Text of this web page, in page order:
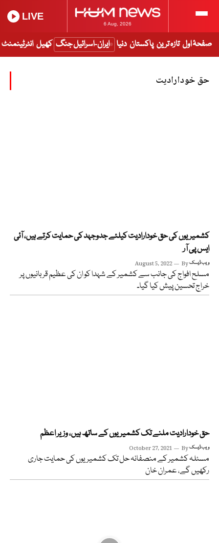
6 Aug, 2026
LIVE
صفحۂ اول تازہ ترین پاکستان دنیا ایران-اسرائیل جنگ کھیل انٹرٹینمنٹ
حق خودارادیت
کشمیریوں کی حق خودارادیت کیلئے جدوجہد کی حمایت کرتے ہیں، آئی
ایس پی آر
August 5, 2022 Byویب ڈیسک
مسلح افواج کی جانب سے کشمیر کے شہدا کو ان کی عظیم قربانیوں پر
خراج تحسین پیش کیا گیا۔
حق خودارادیت ملنے تک کشمیریوں کے ساتھ ہیں، وزیر اعظم
October 27, 2021 Byویب ڈیسک
مسئلہ کشمیر کے منصفانہ حل تک کشمیریوں کی حمایت جاری
رکھیں گے، عمران خان